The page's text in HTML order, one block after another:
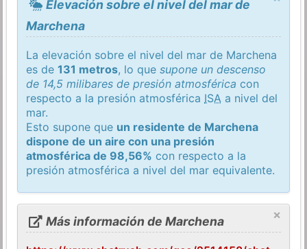
Elevación sobre el nivel del mar de
Marchena
La elevación sobre el nivel del mar de Marchena
es de131 metros, lo quesupone un descenso
de 14,5 milibares de presión atmosférica con
respecto a la presión atmosférica ISA a nivel del
mar.
Esto supone que un residente de Marchena
dispone de un aire con una presión
atmosférica de 98,56% con respecto a la
presión atmosférica a nivel del mar equivalente.
×
Más información de Marchena